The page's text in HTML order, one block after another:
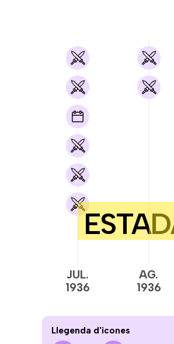
JUL.
1936
AG.
1936
Llegenda d'icones